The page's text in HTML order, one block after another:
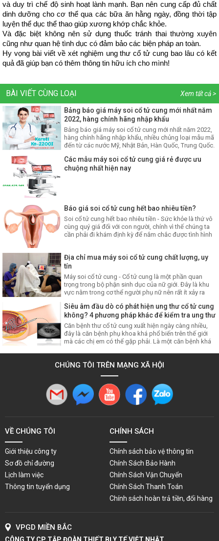
và duy trì chế độ sinh hoạt lành mạnh. Bạn nên cung cấp đủ chất
dinh dưỡng cho cơ thể qua các bữa ăn hằng ngày, đồng thời tập
luyện thể dục thể thao giúp xương khớp chắc khỏe.
Và đặc biệt không nên sử dụng thuốc tránh thai thường xuyên
cũng như quan hệ tình dục có đảm bảo các biện pháp an toàn.
Hy vọng bài viết về xét nghiệm ung thư cổ tử cung bao lâu có kết
quả đã giúp bạn có thêm thông tin hữu ích cho mình!
Xem tất cả >
BÀI VIẾT CÙNG LOẠI
Bảng báo giá máy soi cổ tử cung mới nhất năm
2022, hàng chính hãng nhập khẩu
Bảng báo giá máy soi cổ tử cung mới nhất năm 2022,
hàng chính hãng nhập khẩu, nhiều chủng loại mẫu mã
đến từ các nước Mỹ, Nhật Bản, Hàn Quốc, Trung Quốc.
công ty Việt Nhật.
Các mẫu máy soi cổ tử cung giá rẻ được ưu
chuộng nhất hiện nay
Báo giá soi cổ tử cung hết bao nhiêu tiền?
Soi cổ tử cung hết bao nhiêu tiền - Sức khỏe là thứ vô
cùng quý giá đối với con người, chính vì thế chúng ta
cần phải đi khám định kỳ để nắm chắc được tình hình
Địa chỉ mua máy soi cổ tử cung chất lượng, uy
tín
Máy soi cổ tử cung - Cổ tử cung là một phần quan
trọng trong bộ phận sinh dục của nữ giới. Đây là khu
vực nằm trong cơ thể người phụ nữ nên rất ít xảy ra
hiểm. Bởi vì ở trong cơ thể nên để chẩn đoán bệnh cổ
tử cung sẽ cần đến một chiếc máy tran
Siêu âm đầu dò có phát hiện ung thư cổ tử cung
không? 4 phương pháp khác để kiểm tra ung thư
cổ tử
Căn bệnh thư cổ tử cung xuất hiện ngày càng nhiều,
đây là căn bệnh phụ khoa khá phổ biến trên thế giới
mà các chị em có thể gặp phải. Là một căn bệnh khá
không? Hãy cùng Tập đoàn Y tế Việt Nhật
CHÚNG TÔI TRÊN MẠNG XÃ HỘI
VỀ CHÚNG TÔI
Giới thiệu công ty
Sơ đồ chỉ đường
Lịch làm việc
Thông tin tuyển dụng
CHÍNH SÁCH
Chính sách bảo vệ thông tin
Chính Sách Bảo Hành
Chính Sách Vận Chuyển
Chính Sách Thanh Toán
Chính sách hoàn trả tiền, đổi hàng
VPGD MIỀN BẮC